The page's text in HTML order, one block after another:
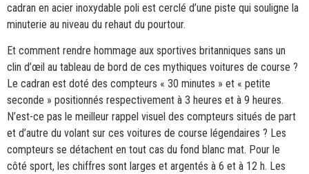
cadran en acier inoxydable poli est cerclé d’une piste qui souligne la
minuterie au niveau du rehaut du pourtour.
Et comment rendre hommage aux sportives britanniques sans un
clin d’œil au tableau de bord de ces mythiques voitures de course ?
Le cadran est doté des compteurs « 30 minutes » et « petite
seconde » positionnés respectivement à 3 heures et à 9 heures.
N’est-ce pas le meilleur rappel visuel des compteurs situés de part
et d’autre du volant sur ces voitures de course légendaires ? Les
compteurs se détachent en tout cas du fond blanc mat. Pour le
côté sport, les chiffres sont larges et argentés à 6 et à 12 h. Les